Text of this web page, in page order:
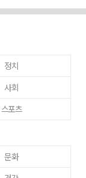
정치
사회
스포츠
문화